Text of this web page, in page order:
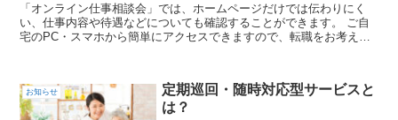
「オンライン仕事相談会」では、ホームページだけでは伝わりにく
い、仕事内容や待遇などについても確認することができます。 ご自
宅のPC・スマホから簡単にアクセスできますので、転職をお考えの
お知らせ
定期巡回・随時対応型サービスと
は？